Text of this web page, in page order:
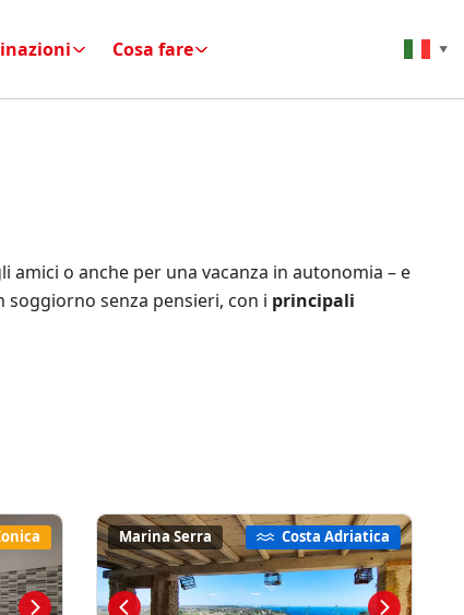
Cosa fare
amici o anche per una vacanza in autonomia – e
senza pensieri, con i principali
Marina Serra Costa Adriatica
▼